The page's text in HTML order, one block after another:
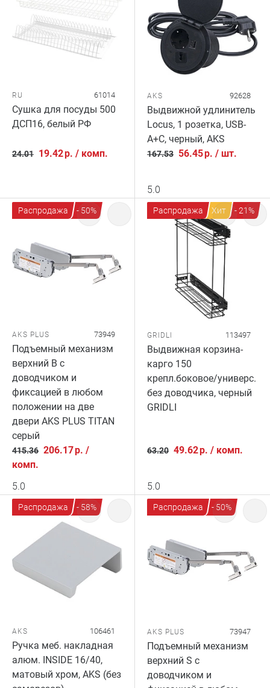
RU 61014
Сушка для посуды 500
ДСП16, белый РФ
24.01 19.42р. / комп.
AKS 92628
Выдвижной удлинитель
Locus, 1 розетка, USB-
A+C, черный, AKS
167.53 56.45р. / шт.
5.0
Распродажа - 50%
AKS PLUS 73949
Подъемный механизм
верхний B с
доводчиком и
фиксацией в любом
положении на две
двери AKS PLUS TITAN
серый
415.36 206.17р. /
комп.
5.0
Распродажа Хит - 21%
GRIDLI 113497
Выдвижная корзина-
карго 150
крепл.боковое/универс.
без доводчика, черный
GRIDLI
63.20 49.62р. / комп.
5.0
Распродажа - 58%
AKS 106461
Ручка меб. накладная
алюм. INSIDE 16/40,
матовый хром, AKS (без
Распродажа - 50%
AKS PLUS 73947
Подъемный механизм
верхний S с
доводчиком и